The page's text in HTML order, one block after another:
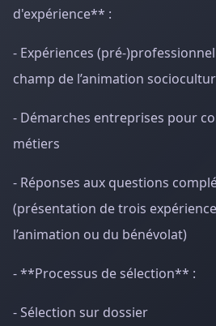
d'expérience** :
- Expériences (pré-
champ de l’animation
- Démarches entreprises pour
métiers
- Réponses aux questions
(présentation de trois
l’animation ou du bénévolat)
- **Processus de sélection** :
- Sélection sur dossier